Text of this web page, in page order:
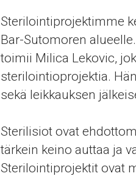
Sterilointiprojektimme
Bar-Sutomoren
toimii Milica Lekovic,
sterilointioprojektia.
sekä leikkauksen
Sterilisiot ovat
tärkein keino auttaa ja
Sterilointiprojektit ovat